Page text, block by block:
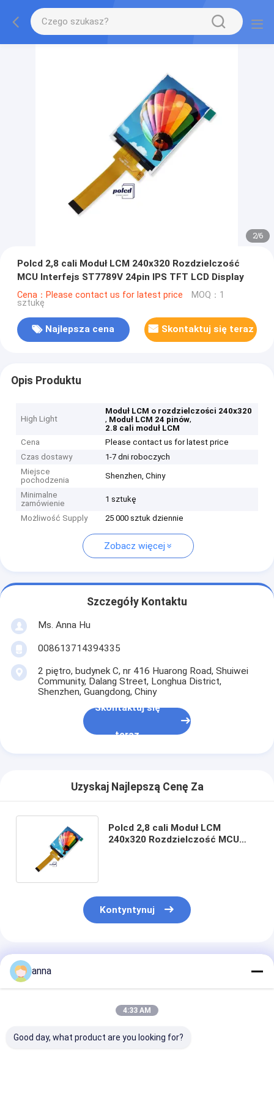
2/6
Polcd 2,8 cali Moduł LCM 240x320 Rozdzielczość
MCU Interfejs ST7789V 24pin IPS TFT LCD Display
Cena：Please contact us for latest price MOQ：1
sztukę
Najlepsza cena Skontaktuj się teraz
Opis Produktu
High Light
Moduł LCM o rozdzielczości 240x320
, Moduł LCM 24 pinów,
2.8 cali moduł LCM
Cena
Please contact us for latest price
Czas dostawy
1-7 dni roboczych
Miejsce
pochodzenia
Shenzhen, Chiny
Minimalne
zamówienie
1 sztukę
Możliwość Supply 25 000 sztuk dziennie
Zobacz więcej
Szczegóły Kontaktu
Ms. Anna Hu
008613714394335
2 piętro, budynek C, nr 416 Huarong Road, Shuiwei
Community, Dalang Street, Longhua District,
Shenzhen, Guangdong, Chiny
Skontaktuj się
teraz
Uzyskaj Najlepszą Cenę Za
Polcd 2,8 cali Moduł LCM
240x320 Rozdzielczość MCU
Kontyntynuj
Polecane Produkty
anna
4:33 AM
Good day, what product are you looking for?